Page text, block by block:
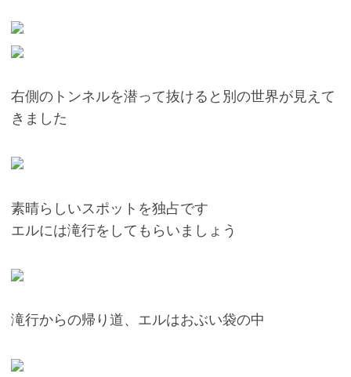
右側のトンネルを潜って抜けると別の世界が見えて
きました
素晴らしいスポットを独占です
エルには滝行をしてもらいましょう
滝行からの帰り道、エルはおぶい袋の中